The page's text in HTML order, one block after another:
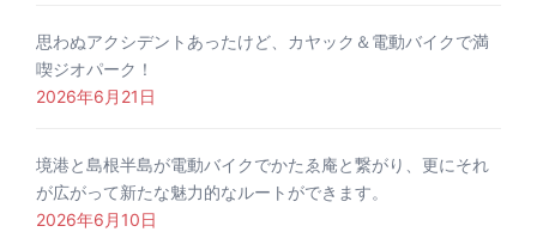
思わぬアクシデントあったけど、カヤック＆電動バイクで満
喫ジオパーク！
2026年6月21日
境港と島根半島が電動バイクでかたゑ庵と繋がり、更にそれ
が広がって新たな魅力的なルートができます。
2026年6月10日